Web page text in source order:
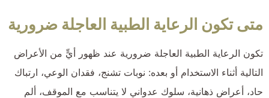
متى تكون الرعاية الطبية العاجلة ضرورية
تكون الرعاية الطبية العاجلة ضرورية عند ظهور أيٍّ من الأعراض
التالية أثناء الاستخدام أو بعده: نوبات تشنج، فقدان الوعي، ارتباك
حاد، أعراض ذهانية، سلوك عدواني لا يتناسب مع الموقف، ألم